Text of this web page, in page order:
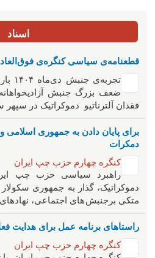
اسناد
قطعنامه‌ی سیاسی کنگره‌ی
تجربه‌ی
ضعف بزرگ جنبش آزادیخواهانه و
فقدان آلترناتیو دموکراتیک در سپهر
برای پایان دادن به جمهوری اسلامی و
دمکرات
کنگره چهارم حزب چپ ایران
راهبرد سياسی حزب چپ ایران
دموکراتیک، گذار به جمهوری سکولار
متکی برجنبش های اجتماعی،
راستاهای برنامه عمل برای هدایت
کنگره چهارم حزب چپ ایران